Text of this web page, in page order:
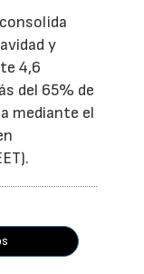
y
4,6
del 65% de
mediante el